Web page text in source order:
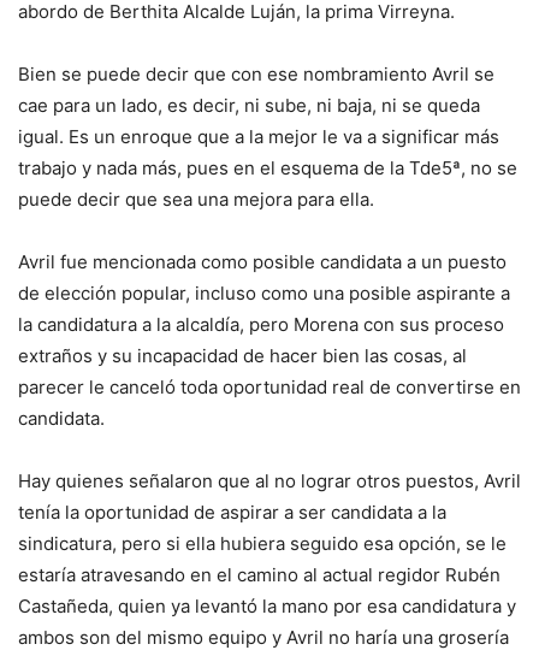
abordo de Berthita Alcalde Luján, la prima Virreyna.
Bien se puede decir que con ese nombramiento Avril se
cae para un lado, es decir, ni sube, ni baja, ni se queda
igual. Es un enroque que a la mejor le va a significar más
trabajo y nada más, pues en el esquema de la Tde5ª, no se
puede decir que sea una mejora para ella.
Avril fue mencionada como posible candidata a un puesto
de elección popular, incluso como una posible aspirante a
la candidatura a la alcaldía, pero Morena con sus proceso
extraños y su incapacidad de hacer bien las cosas, al
parecer le canceló toda oportunidad real de convertirse en
candidata.
Hay quienes señalaron que al no lograr otros puestos, Avril
tenía la oportunidad de aspirar a ser candidata a la
sindicatura, pero si ella hubiera seguido esa opción, se le
estaría atravesando en el camino al actual regidor Rubén
Castañeda, quien ya levantó la mano por esa candidatura y
ambos son del mismo equipo y Avril no haría una grosería